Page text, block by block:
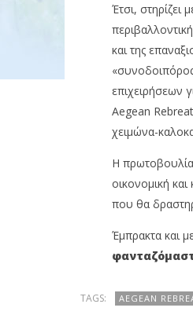
NOW
WATT+VOLT &
Δίνουν ανάσα
μας μέσα από
δράσεις τους
17/01/2022
press-
room
Έτσι, στηρίζει
και της
επιχειρήσεων
Aegean
χειμώνα-
Η
οικονομική
που θα
Έμπρακτα και
TAGS: AEGEAN